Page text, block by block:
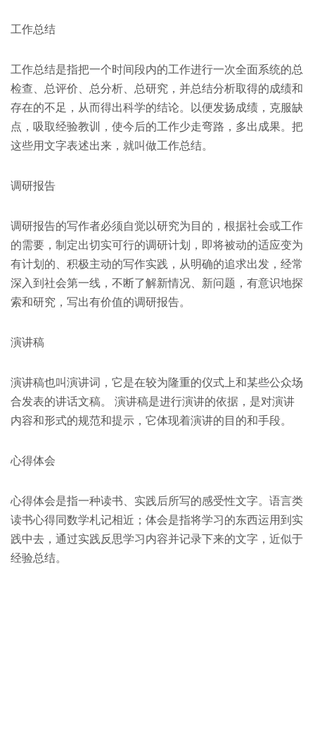
工作总结
工作总结是指把一个时间段内的工作进行一次全面系统的总
检查、总评价、总分析、总研究，并总结分析取得的成绩和
存在的不足，从而得出科学的结论。以便发扬成绩，克服缺
点，吸取经验教训，使今后的工作少走弯路，多出成果。把
这些用文字表述出来，就叫做工作总结。
调研报告
调研报告的写作者必须自觉以研究为目的，根据社会或工作
的需要，制定出切实可行的调研计划，即将被动的适应变为
有计划的、积极主动的写作实践，从明确的追求出发，经常
深入到社会第一线，不断了解新情况、新问题，有意识地探
索和研究，写出有价值的调研报告。
演讲稿
演讲稿也叫演讲词，它是在较为隆重的仪式上和某些公众场
合发表的讲话文稿。 演讲稿是进行演讲的依据，是对演讲
内容和形式的规范和提示，它体现着演讲的目的和手段。
心得体会
心得体会是指一种读书、实践后所写的感受性文字。语言类
读书心得同数学札记相近；体会是指将学习的东西运用到实
践中去，通过实践反思学习内容并记录下来的文字，近似于
经验总结。